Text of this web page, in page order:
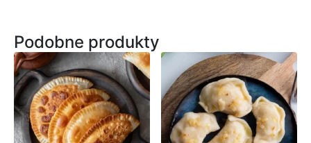
Podobne produkty